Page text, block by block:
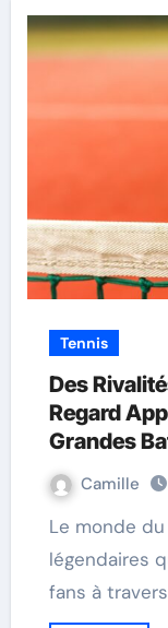
Tennis
Des
Regard
Grandes
Camille
Le monde du tennis est riche en rivalités
légendaires
fans à